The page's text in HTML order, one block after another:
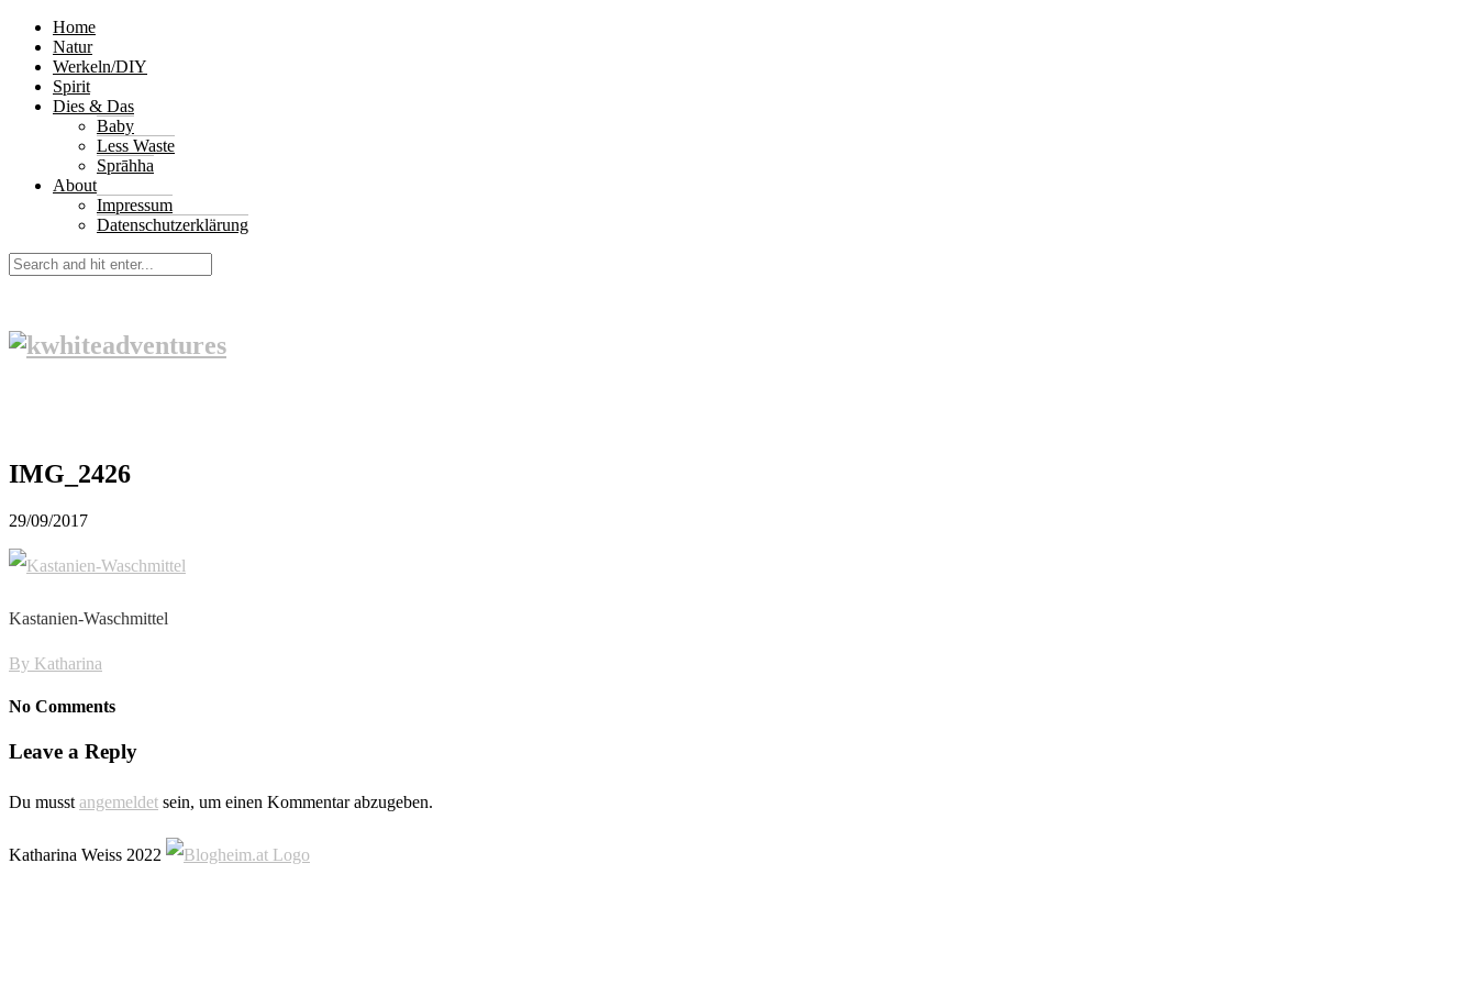
Home
Natur
Werkeln/DIY
Spirit
Dies & Das
Baby
Less Waste
Sprāhha
About
Impressum
Datenschutzerklärung
IMG_2426
29/09/2017
Kastanien-Waschmittel
By Katharina
No Comments
Leave a Reply
Du musst angemeldet sein, um einen Kommentar abzugeben.
Katharina Weiss 2022